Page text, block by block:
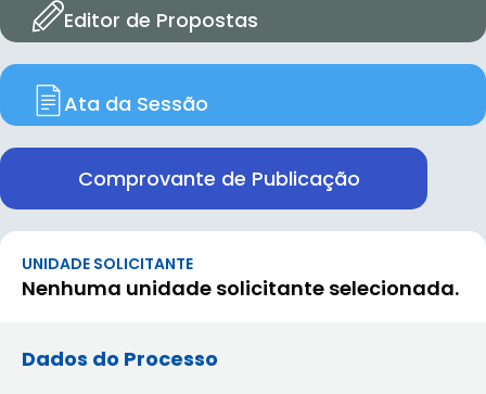
Editor de Propostas
Ata da Sessão
Comprovante de Publicação
UNIDADE SOLICITANTE
Nenhuma unidade solicitante selecionada.
Dados do Processo